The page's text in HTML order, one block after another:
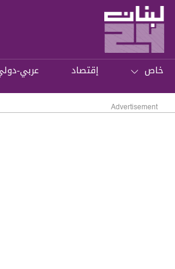
خاص إقتصاد عربي-
Advertisement